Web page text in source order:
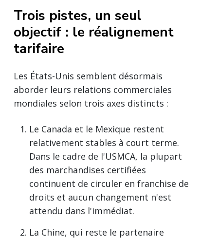
Trois pistes, un seul
objectif : le réalignement
tarifaire
Les États-Unis semblent désormais
aborder leurs relations commerciales
mondiales selon trois axes distincts :
Le Canada et le Mexique restent
relativement stables à court terme.
Dans le cadre de l'USMCA, la plupart
des marchandises certifiées
continuent de circuler en franchise de
droits et aucun changement n'est
attendu dans l'immédiat.
La Chine, qui reste le partenaire